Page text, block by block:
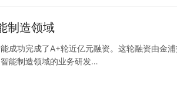
制造领域
成功完成了A+轮近亿元融资。这轮融资由金
能制造领域的业务研发…